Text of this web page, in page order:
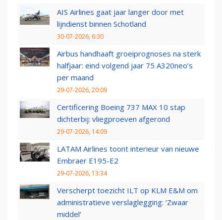
AIS Airlines gaat jaar langer door met
lijndienst binnen Schotland
30-07-2026, 6:30
Airbus handhaaft groeiprognoses na sterk
halfjaar: eind volgend jaar 75 A320neo’s
per maand
29-07-2026, 20:09
Certificering Boeing 737 MAX 10 stap
dichterbij: vliegproeven afgerond
29-07-2026, 14:09
LATAM Airlines toont interieur van nieuwe
Embraer E195-E2
29-07-2026, 13:34
Verscherpt toezicht ILT op KLM E&M om
administratieve verslaglegging: ‘Zwaar
middel’